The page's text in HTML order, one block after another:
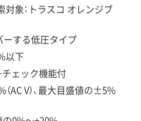
象：トラスコ オレンジブ
ーする低圧タイプ
以下
チェック機能付
AC V）、最大目盛値の±5%